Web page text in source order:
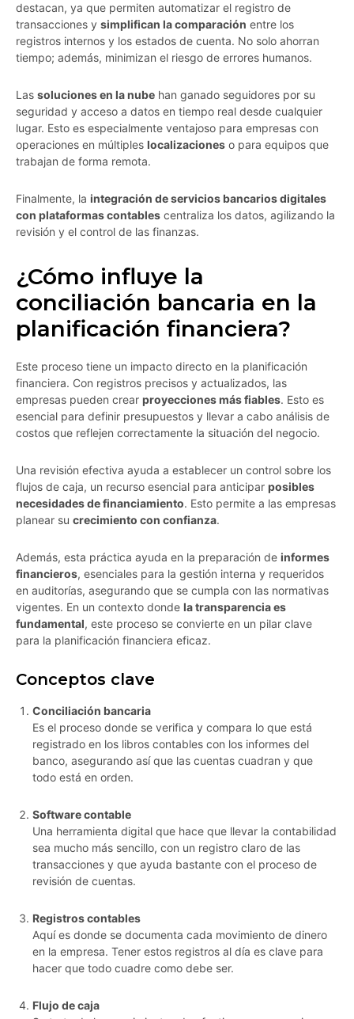
destacan, ya que permiten automatizar el registro de
transacciones y simplifican la comparación entre los
registros internos y los estados de cuenta. No solo ahorran
tiempo; además, minimizan el riesgo de errores humanos.
Las soluciones en la nube han ganado seguidores por su
seguridad y acceso a datos en tiempo real desde cualquier
lugar. Esto es especialmente ventajoso para empresas con
operaciones en múltiples localizaciones o para equipos que
trabajan de forma remota.
Finalmente, la integración de servicios bancarios digitales
con plataformas contables centraliza los datos, agilizando la
revisión y el control de las finanzas.
¿Cómo influye la
conciliación bancaria en la
planificación financiera?
Este proceso tiene un impacto directo en la planificación
financiera. Con registros precisos y actualizados, las
empresas pueden crear proyecciones más fiables. Esto es
esencial para definir presupuestos y llevar a cabo análisis de
costos que reflejen correctamente la situación del negocio.
Una revisión efectiva ayuda a establecer un control sobre los
flujos de caja, un recurso esencial para anticipar posibles
necesidades de financiamiento. Esto permite a las empresas
planear su crecimiento con confianza.
Además, esta práctica ayuda en la preparación de informes
financieros, esenciales para la gestión interna y requeridos
en auditorías, asegurando que se cumpla con las normativas
vigentes. En un contexto donde la transparencia es
fundamental, este proceso se convierte en un pilar clave
para la planificación financiera eficaz.
Conceptos clave
Conciliación bancaria
Es el proceso donde se verifica y compara lo que está
registrado en los libros contables con los informes del
banco, asegurando así que las cuentas cuadran y que
todo está en orden.
Software contable
Una herramienta digital que hace que llevar la contabilidad
sea mucho más sencillo, con un registro claro de las
transacciones y que ayuda bastante con el proceso de
revisión de cuentas.
Registros contables
Aquí es donde se documenta cada movimiento de dinero
en la empresa. Tener estos registros al día es clave para
hacer que todo cuadre como debe ser.
Flujo de caja